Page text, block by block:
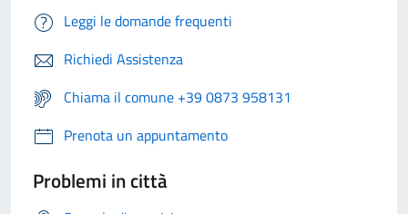
Leggi le domande frequenti
Richiedi Assistenza
Chiama il comune +39 0873 958131
Prenota un appuntamento
Problemi in città